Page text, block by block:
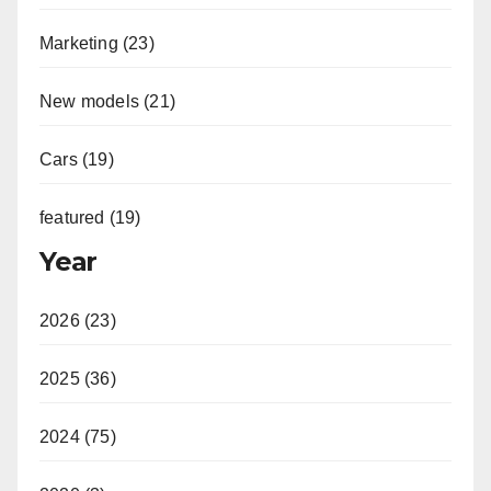
Marketing (23)
New models (21)
Cars (19)
featured (19)
Year
2026 (23)
2025 (36)
2024 (75)